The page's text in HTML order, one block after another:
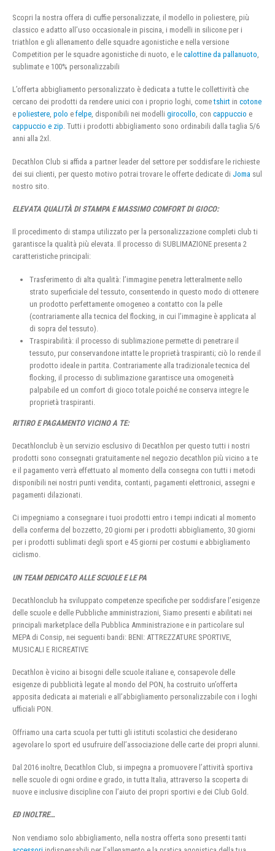
Scopri la nostra offera di cuffie personalizzate, il modello in poliestere, più
classico e adatto all’uso occasionale in piscina, i modelli in silicone per i
triathlon e gli allenamento delle squadre agonistiche e nella versione
Competition per le squadre agonistiche di nuoto, e le calottine da pallanuoto,
sublimate e 100% personalizzabili
L’offerta abbigliamento personalizzato è dedicata a tutte le collettività che
cercano dei prodotti da rendere unici con i proprio loghi, cometshirt in cotone
e poliestere, polo e felpe, disponibili nei modelli girocollo, con cappuccio e
cappuccio e zip. Tutti i prodotti abbigliamento sono ordinabili dalla taglia 5/6
anni alla 2xl.
Decathlon Club si affida a partner leader del settore per soddisfare le richieste
dei sui clienti, per questo motivo potrai trovare le offerte dedicate di Joma sul
nostro sito.
ELEVATA QUALITÀ DI STAMPA E MASSIMO COMFORT DI GIOCO:
Il procedimento di stampa utilizzato per la personalizzazione completi club ti
garantisce la qualità più elevata. Il processo di SUBLIMAZIONE presenta 2
caratteristiche principali:
Trasferimento di alta qualità: l’immagine penetra letteralmente nello
strato superficiale del tessuto, consentendo in questo modo di ottenere
un prodotto perfettamente omogeneo a contatto con la pelle
(contrariamente alla tecnica del flocking, in cui l’immagine è applicata al
di sopra del tessuto).
Traspirabilità: il processo di sublimazione permette di penetrare il
tessuto, pur conservandone intatte le proprietà traspiranti; ciò lo rende il
prodotto ideale in partita. Contrariamente alla tradizionale tecnica del
flocking, il processo di sublimazione garantisce una omogeneità
palpabile ed un comfort di gioco totale poiché ne conserva integre le
proprietà traspiranti.
RITIRO E PAGAMENTO VICINO A TE:
Decathlonclub è un servizio esclusivo di Decathlon per questo tutti i nostri
prodotti sono consegnati gratuitamente nel negozio decathlon più vicino a te
e il pagamento verrà effettuato al momento della consegna con tutti i metodi
disponibili nei nostri punti vendita, contanti, pagamenti elettronici, assegni e
pagamenti dilazionati.
Ci impegniamo a consegnare i tuoi prodotti entro i tempi indicati al momento
della conferma del bozzetto, 20 giorni per i prodotti abbigliamento, 30 giorni
per i prodotti sublimati degli sport e 45 giorni per costumi e abbigliamento
ciclismo.
UN TEAM DEDICATO ALLE SCUOLE E LE PA
Decathlonclub ha sviluppato competenze specifiche per soddisfare l’esigenze
delle scuole e delle Pubbliche amministrazioni, Siamo presenti e abilitati nei
principali marketplace della Pubblica Amministrazione e in particolare sul
MEPA di Consip, nei seguenti bandi: BENI: ATTREZZATURE SPORTIVE,
MUSICALI E RICREATIVE
Decathlon è vicino ai bisogni delle scuole italiane e, consapevole delle
esigenze di pubblicità legate al mondo del PON, ha costruito un’offerta
apposita dedicata ai materiali e all’abbigliamento personalizzabile con i loghi
ufficiali PON.
Offriamo una carta scuola per tutti gli istituti scolastici che desiderano
agevolare lo sport ed usufruire dell’associazione delle carte dei propri alunni.
Dal 2016 inoltre, Decathlon Club, si impegna a promuovere l’attività sportiva
nelle scuole di ogni ordine e grado, in tutta Italia, attraverso la scoperta di
nuove e inclusive discipline con l’aiuto dei propri sportivi e dei Club Gold.
ED INOLTRE…
Non vendiamo solo abbigliamento, nella nostra offerta sono presenti tanti